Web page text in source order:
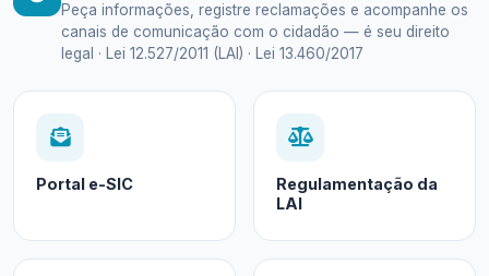
Peça informações, registre reclamações e acompanhe os
canais de comunicação com o cidadão — é seu direito
legal · Lei 12.527/2011 (LAI) · Lei 13.460/2017
Portal e-SIC
Regulamentação da
LAI